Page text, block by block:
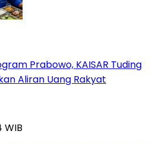
Prabowo, KAISAR Tuding
Aliran Uang Rakyat
WIB